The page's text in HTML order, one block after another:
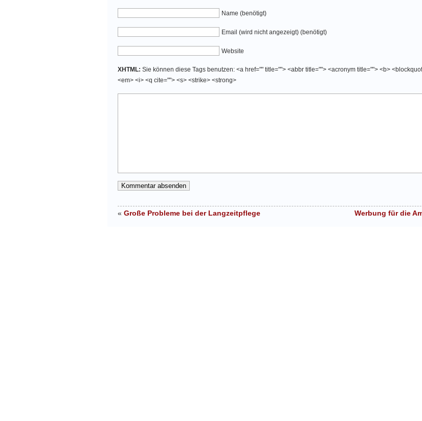
Name (benötigt)
Email (wird nicht angezeigt) (benötigt)
Website
XHTML: Sie können diese Tags benutzen: <a href="" title=""> <abbr title=""> <acronym title=""> <b>
<em> <i> <q cite=""> <s> <strike> <strong>
« Große Probleme bei der Langzeitpflege Werbung für die